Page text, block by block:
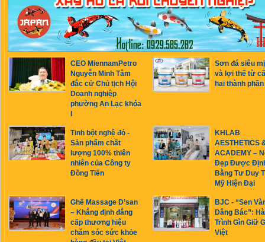
CEO MiennamPetro
Nguyễn Minh Tâm
đắc cử Chủ tịch Hội
Doanh nghiệp
phường An Lạc khóa
Sơn đá siêu
và lợi thế từ
hai thành phần
Tinh bột nghệ đỏ -
Sản phẩm chất
lượng 100% thiên
nhiên của Công ty
Đồng Tiến
KHLAB
AESTHETICS
ACADEMY –
Đẹp Được
Bằng Tư Duy
Mỹ Hiện Đại
Ghế Massage D’san
– Khẳng định đẳng
cấp thương hiệu
chăm sóc sức khỏe
BJC - “Sen
Dâng Bác”:
Trình Gìn Giữ
Việt